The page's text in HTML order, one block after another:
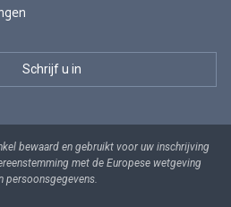
bewaard en gebruikt voor uw inschrijving
met de Europese wetgeving
persoonsgegevens.